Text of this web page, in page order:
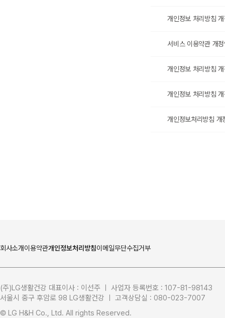
개인정보 처리방침
서비스 이용약관 개
개인정보 처리방침
개인정보 처리방침
개인정보처리방침
회사소개이용약관개인정보처리방침이메일무단수집거부
(주)LG생활건강 대표이사 : 이선주 ㅣ 사업자 등록번호 : 107-81-98143
서울시 중구 후암로 98 LG생활건강 ㅣ 고객상담실 : 080-023-7007
© LG H&H Co., Ltd. All rights Reserved.